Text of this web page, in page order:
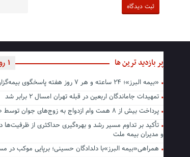
پر بازدید ترین ها 1 روز
«بیمه البرز»؛ ۲۴ ساعته و هر ۷ روز هفته پاسخگوی بیمه‌گزاران است
تمهیدات جاماندگان اربعین در قبله تهران امسال ۲ برابر شد
پرداخت بیش از ۸ همت وام ازدواج به زوج‌های جوان توسط «بانک ملی ایران»
تأکید بر تداوم مسیر رشد و بهره‌گیری حداکثری از
و مدیران بیمه ملت
همراهی«بیمه البرز»با دلدادگان حسینی؛ برپایی موکب در